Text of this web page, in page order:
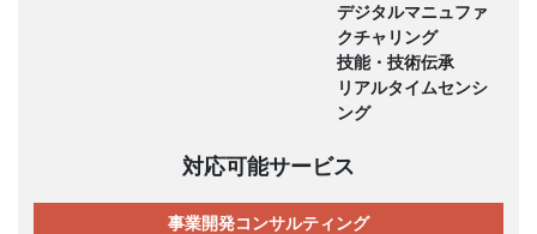
デジタルマニュファ
クチャリング
技能・技術伝承
リアルタイムセンシ
ング
対応可能サービス
事業開発コンサルティング